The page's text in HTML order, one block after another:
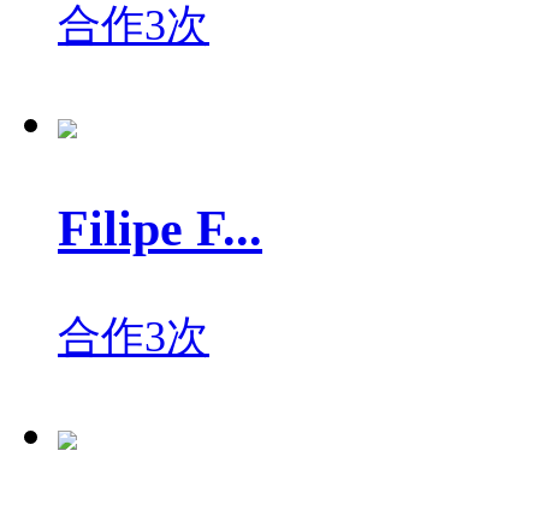
合作3次
Filipe F...
合作3次